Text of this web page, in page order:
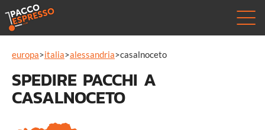
europa>italia>alessandria>casalnoceto
SPEDIRE PACCHI A
CASALNOCETO